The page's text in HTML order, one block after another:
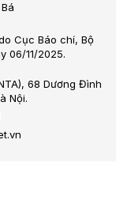
Cục Báo chí, Bộ
06/11/2025.
68 Dương Đình
Nội.